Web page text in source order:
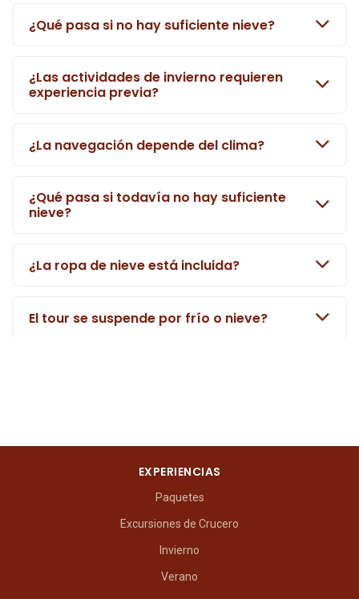
¿Qué pasa si no hay suficiente nieve?
¿Las actividades de invierno requieren
experiencia previa?
¿La navegación depende del clima?
¿Qué pasa si todavía no hay suficiente
nieve?
¿La ropa de nieve está incluida?
El tour se suspende por frío o nieve?
EXPERIENCIAS
Paquetes
Excursiones de Crucero
Invierno
Verano